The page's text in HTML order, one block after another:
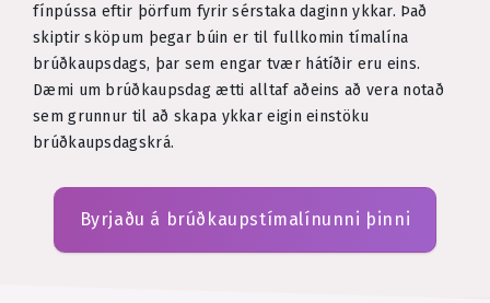
fínpússa eftir þörfum fyrir sérstaka daginn ykkar. Það
skiptir sköpum þegar búin er til fullkomin tímalína
brúðkaupsdags, þar sem engar tvær hátíðir eru eins.
Dæmi um brúðkaupsdag ætti alltaf aðeins að vera notað
sem grunnur til að skapa ykkar eigin einstöku
brúðkaupsdagskrá.
Byrjaðu á brúðkaupstímalínunni þinni